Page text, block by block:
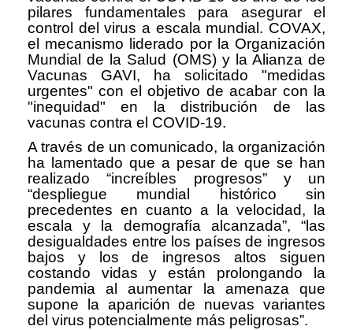
pilares fundamentales para asegurar el
control del virus a escala mundial. COVAX,
el mecanismo liderado por la Organización
Mundial de la Salud (OMS) y la Alianza de
Vacunas GAVI, ha solicitado "medidas
urgentes" con el objetivo de acabar con la
"inequidad" en la distribución de las
vacunas contra el COVID-19.
A través de un comunicado, la organización
ha lamentado que a pesar de que se han
realizado “increíbles progresos” y un
“despliegue mundial histórico sin
precedentes en cuanto a la velocidad, la
escala y la demografía alcanzada”, “las
desigualdades entre los países de ingresos
bajos y los de ingresos altos siguen
costando vidas y están prolongando la
pandemia al aumentar la amenaza que
supone la aparición de nuevas variantes
del virus potencialmente más peligrosas”.